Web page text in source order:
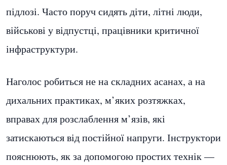
підлозі. Часто поруч сидять діти, літні люди,
військові у відпустці, працівники критичної
інфраструктури.
Наголос робиться не на складних асанах, а на
дихальних практиках, м’яких розтяжках,
вправах для розслаблення м’язів, які
затискаються від постійної напруги. Інструктори
пояснюють, як за допомогою простих технік —